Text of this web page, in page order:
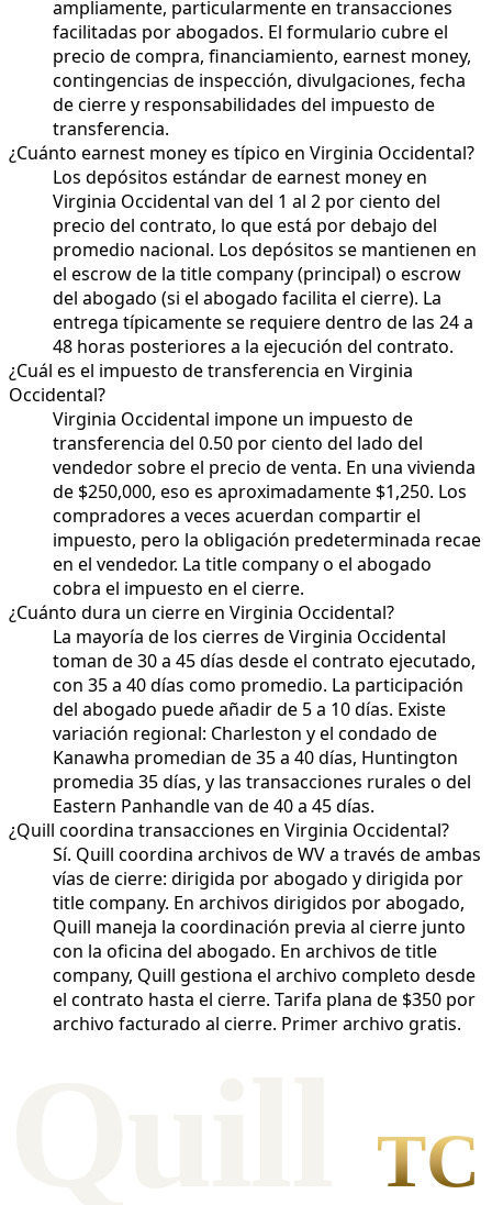
ampliamente, particularmente en transacciones
facilitadas por abogados. El formulario cubre el
precio de compra, financiamiento, earnest money,
contingencias de inspección, divulgaciones, fecha
de cierre y responsabilidades del impuesto de
transferencia.
¿Cuánto earnest money es típico en Virginia Occidental?
Los depósitos estándar de earnest money en
Virginia Occidental van del 1 al 2 por ciento del
precio del contrato, lo que está por debajo del
promedio nacional. Los depósitos se mantienen en
el escrow de la title company (principal) o escrow
del abogado (si el abogado facilita el cierre). La
entrega típicamente se requiere dentro de las 24 a
48 horas posteriores a la ejecución del contrato.
¿Cuál es el impuesto de transferencia en Virginia
Occidental?
Virginia Occidental impone un impuesto de
transferencia del 0.50 por ciento del lado del
vendedor sobre el precio de venta. En una vivienda
de $250,000, eso es aproximadamente $1,250. Los
compradores a veces acuerdan compartir el
impuesto, pero la obligación predeterminada recae
en el vendedor. La title company o el abogado
cobra el impuesto en el cierre.
¿Cuánto dura un cierre en Virginia Occidental?
La mayoría de los cierres de Virginia Occidental
toman de 30 a 45 días desde el contrato ejecutado,
con 35 a 40 días como promedio. La participación
del abogado puede añadir de 5 a 10 días. Existe
variación regional: Charleston y el condado de
Kanawha promedian de 35 a 40 días, Huntington
promedia 35 días, y las transacciones rurales o del
Eastern Panhandle van de 40 a 45 días.
¿Quill coordina transacciones en Virginia Occidental?
Sí. Quill coordina archivos de WV a través de ambas
vías de cierre: dirigida por abogado y dirigida por
title company. En archivos dirigidos por abogado,
Quill maneja la coordinación previa al cierre junto
con la oficina del abogado. En archivos de title
company, Quill gestiona el archivo completo desde
el contrato hasta el cierre. Tarifa plana de $350 por
archivo facturado al cierre. Primer archivo gratis.
TC